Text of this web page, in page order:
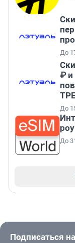
До
₽ и
До
До
Подписаться